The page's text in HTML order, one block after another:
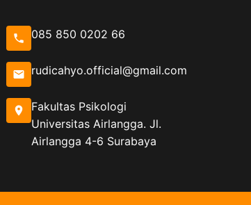
085 850 0202 66
rudicahyo.official@gmail.com
Fakultas Psikologi
Universitas Airlangga. Jl.
Airlangga 4-6 Surabaya